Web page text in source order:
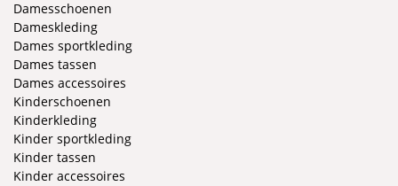
Damesschoenen
Dameskleding
Dames sportkleding
Dames tassen
Dames accessoires
Kinderschoenen
Kinderkleding
Kinder sportkleding
Kinder tassen
Kinder accessoires